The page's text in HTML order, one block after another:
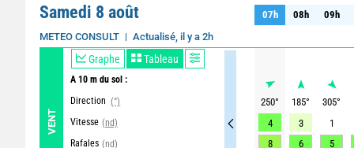
Samedi 8 août
METEO CONSULT Actualisé, il y a 2h
VENT
Graphe Tableau
A 10 m du sol :
Direction (°)
Vitesse (nd)
Rafales (nd)
07h 08h 09h
07h 08h 09h
250° 185° 305°
4
3 1
8
6 5